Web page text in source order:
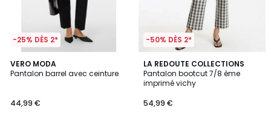
-25% DÈS 2*
VERO MODA
Pantalon barrel avec ceinture
44,99 €
4
/
-50% DÈS 2*
LA REDOUTE COLLECTIONS
Pantalon bootcut 7/8 ème
imprimé vichy
54,99 €
4
/
5
2
Couleurs